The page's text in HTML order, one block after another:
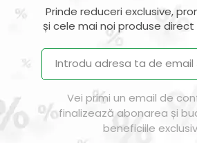
Prinde reduceri exclusive,
și cele mai noi produse direct
Vei primi un email de
finalizează abonarea și
beneficiile